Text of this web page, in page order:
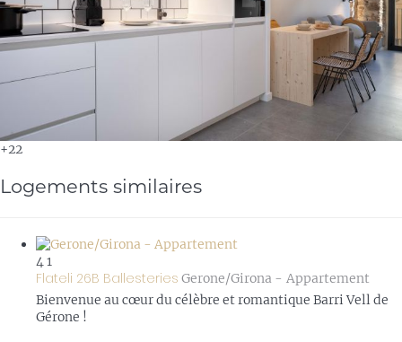
+22
Logements similaires
41
Flateli 26B Ballesteries Gerone/Girona - Appartement
Bienvenue au cœur du célèbre et romantique Barri Vell de
Gérone !